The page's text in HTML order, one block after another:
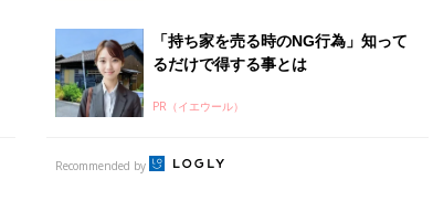
「持ち家を売る時のNG行為」知って
るだけで得する事とは
PR（イエウール）
Recommended by